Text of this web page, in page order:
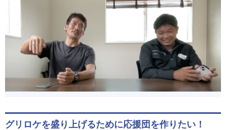
グリロケを盛り上げるために応援団を作りたい！